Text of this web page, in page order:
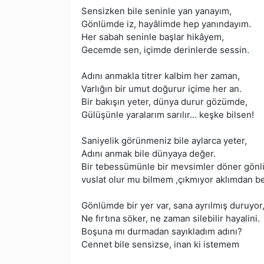
Sensizken bile seninle yan yanayım,
Gönlümde iz, hayâlimde hep yanındayım.
Her sabah seninle başlar hikâyem,
Gecemde sen, içimde derinlerde sessin.
Adını anmakla titrer kalbim her zaman,
Varlığın bir umut doğurur içime her an.
Bir bakışın yeter, dünya durur gözümde,
Gülüşünle yaralarım sarılır… keşke bilsen!
Saniyelik görünmeniz bile aylarca yeter,
Adını anmak bile dünyaya değer.
Bir tebessümünle bir mevsimler döner
vuslat olur mu bilmem ,çıkmıyor aklımdan
Gönlümde bir yer var, sana ayrılmış duruyor,
Ne fırtına söker, ne zaman silebilir hayalini.
Boşuna mı durmadan sayıkladım adını?
Cennet bile sensizse, inan ki istemem